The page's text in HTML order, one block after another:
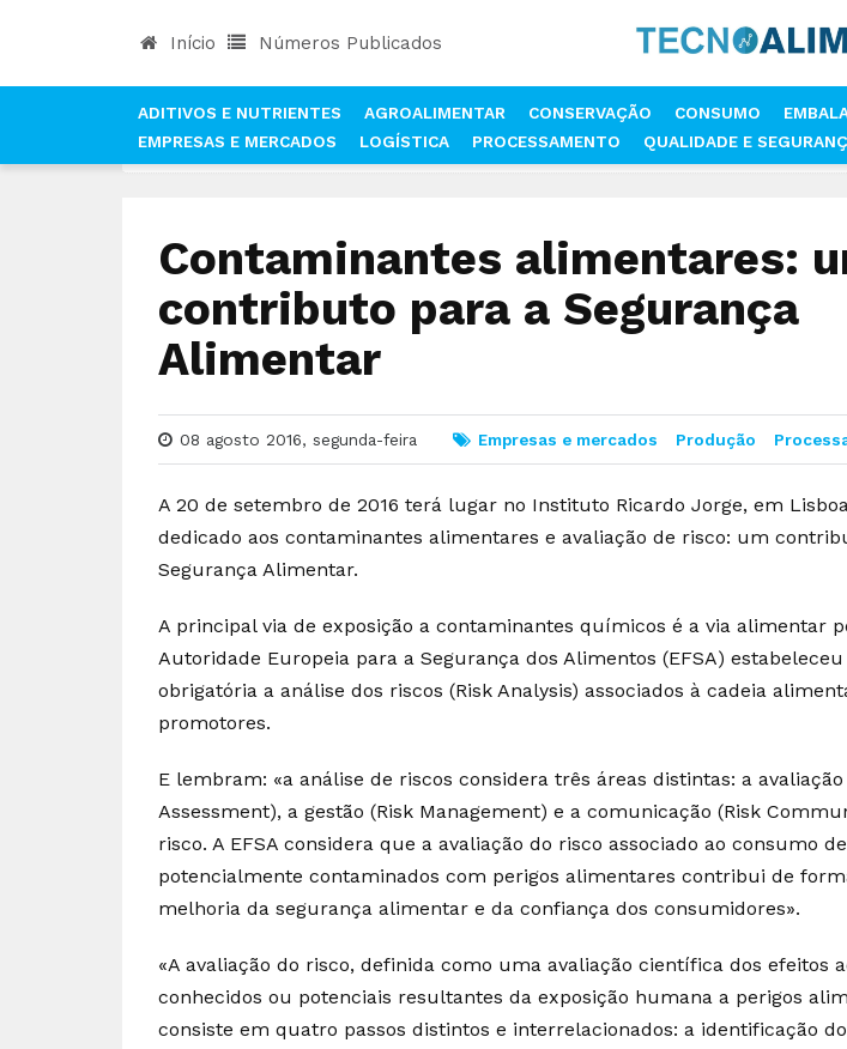
Início Números Publicados
ADITIVOS E NUTRIENTES AGROALIMENTAR CONSERVAÇÃO CONSUMO
EMPRESAS E MERCADOS
LOGÍSTICA PROCESSAMENTO QUALIDADE E
CONTAMINANTES ALIMENTARES: UM
Contaminantes alimentares:
contributo para a Segurança
Alimentar
08 agosto 2016, segunda-feira Empresas e mercados Produção
A 20 de setembro de 2016 terá lugar no Instituto Ricardo Jorge, em
dedicado aos contaminantes alimentares e avaliação de risco: um
Segurança Alimentar.
A principal via de exposição a contaminantes químicos é a via alimentar
Autoridade Europeia para a Segurança dos Alimentos (EFSA)
obrigatória a análise dos riscos (Risk Analysis) associados à cadeia
promotores.
E lembram: «a análise de riscos considera três áreas distintas: a avaliação
Assessment), a gestão (Risk Management) e a comunicação (Risk
risco. A EFSA considera que a avaliação do risco associado ao consumo
potencialmente contaminados com perigos alimentares contribui de
melhoria da segurança alimentar e da confiança dos consumidores».
«A avaliação do risco, definida como uma avaliação científica dos efeitos
conhecidos ou potenciais resultantes da exposição humana a perigos
consiste em quatro passos distintos e interrelacionados: a identificação